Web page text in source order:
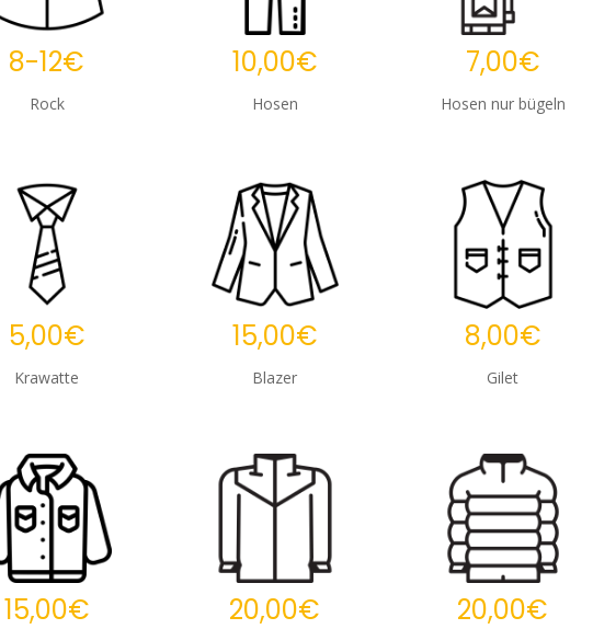
8-12€
Rock
10,00€
Hosen
7,00€
Hosen nur bügeln
5,00€
Krawatte
15,00€
Blazer
8,00€
Gilet
15,00€ 20,00€ 20,00€